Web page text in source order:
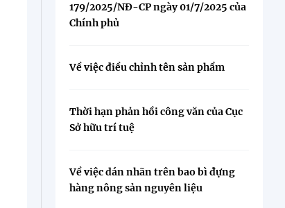
179/2025/NĐ-CP ngày 01/7/2025 của
Chính phủ
Về việc điều chỉnh tên sản phẩm
Thời hạn phản hồi công văn của Cục
Sở hữu trí tuệ
Về việc dán nhãn trên bao bì đựng
hàng nông sản nguyên liệu